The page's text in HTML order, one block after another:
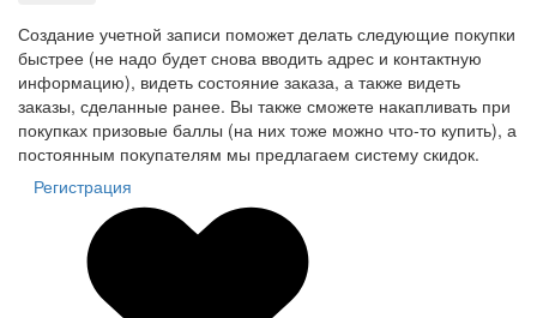
Создание учетной записи поможет делать следующие покупки
быстрее (не надо будет снова вводить адрес и контактную
информацию), видеть состояние заказа, а также видеть
заказы, сделанные ранее. Вы также сможете накапливать при
покупках призовые баллы (на них тоже можно что-то купить), а
постоянным покупателям мы предлагаем систему скидок.
Регистрация